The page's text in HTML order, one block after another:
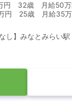
円 32歳 月給50万
円 25歳 月給35万
し】みなとみらい